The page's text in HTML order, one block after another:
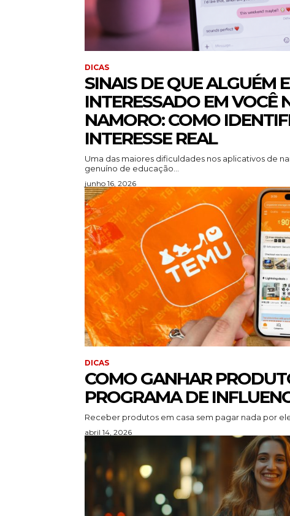
DICAS
SINAIS DE QUE ALGUÉM
INTERESSADO EM VOCÊ
NAMORO: COMO
INTERESSE REAL
Uma das maiores dificuldades nos aplicativos de
genuíno de educação...
junho 16, 2026
DICAS
COMO GANHAR
PROGRAMA DE
Receber produtos em casa sem pagar nada por
abril 14, 2026